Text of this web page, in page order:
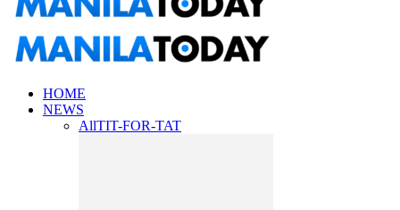
HOME
NEWS
AllTIT-FOR-TAT